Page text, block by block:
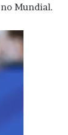
Mundial.